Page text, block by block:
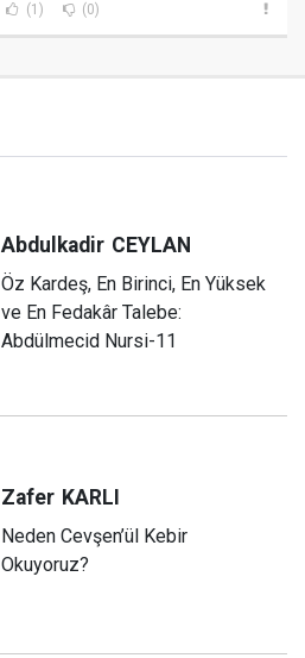
(1) (0)
Abdulkadir CEYLAN
Öz Kardeş, En Birinci, En Yüksek
ve En Fedakâr Talebe:
Abdülmecid Nursi-11
Zafer KARLI
Neden Cevşen’ül Kebir
Okuyoruz?